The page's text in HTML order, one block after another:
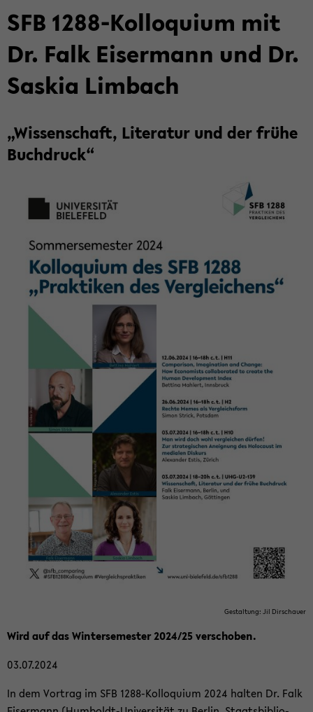
SFB 1288-​Kolloquium mit
Dr. Falk Eis­er­mann und Dr.
Sas­kia Lim­bach
„Wis­sen­schaft, Li­te­ra­tur und der frühe
Buch­druck“
Ge­stal­tung: Jil Dir­schau­er
Wird auf das Win­ter­se­mes­ter 2024/25 ver­scho­ben.
03.07.2024
In dem Vor­trag im SFB 1288-​Kolloquium 2024 hal­ten Dr. Falk